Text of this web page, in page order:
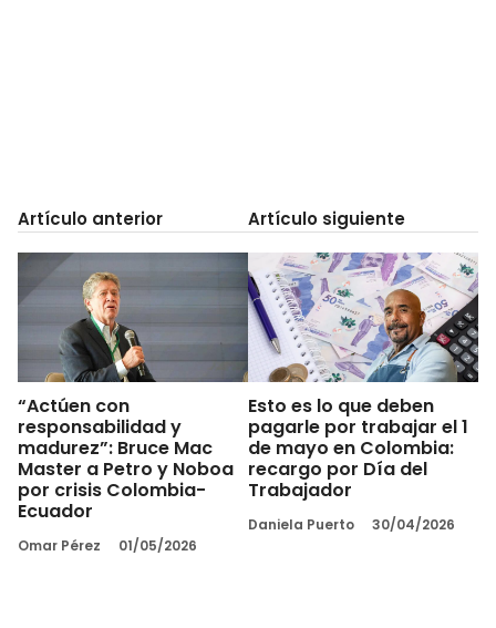
Artículo anterior
“Actúen con
responsabilidad y
madurez”: Bruce Mac
Master a Petro y Noboa
por crisis Colombia-
Ecuador
Omar Pérez 01/05/2026
Artículo siguiente
Esto es lo que deben
pagarle por trabajar el 1
de mayo en Colombia:
recargo por Día del
Trabajador
Daniela Puerto 30/04/2026